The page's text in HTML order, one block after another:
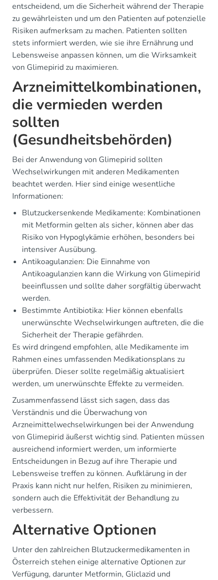
entscheidend, um die Sicherheit während der Therapie
zu gewährleisten und um den Patienten auf potenzielle
Risiken aufmerksam zu machen. Patienten sollten
stets informiert werden, wie sie ihre Ernährung und
Lebensweise anpassen können, um die Wirksamkeit
von Glimepirid zu maximieren.
Arzneimittelkombinationen,
die vermieden werden
sollten
(Gesundheitsbehörden)
Bei der Anwendung von Glimepirid sollten
Wechselwirkungen mit anderen Medikamenten
beachtet werden. Hier sind einige wesentliche
Informationen:
Blutzuckersenkende Medikamente: Kombinationen
mit Metformin gelten als sicher, können aber das
Risiko von Hypoglykämie erhöhen, besonders bei
intensiver Ausübung.
Antikoagulanzien: Die Einnahme von
Antikoagulanzien kann die Wirkung von Glimepirid
beeinflussen und sollte daher sorgfältig überwacht
werden.
Bestimmte Antibiotika: Hier können ebenfalls
unerwünschte Wechselwirkungen auftreten, die die
Sicherheit der Therapie gefährden.
Es wird dringend empfohlen, alle Medikamente im
Rahmen eines umfassenden Medikationsplans zu
überprüfen. Dieser sollte regelmäßig aktualisiert
werden, um unerwünschte Effekte zu vermeiden.
Zusammenfassend lässt sich sagen, dass das
Verständnis und die Überwachung von
Arzneimittelwechselwirkungen bei der Anwendung
von Glimepirid äußerst wichtig sind. Patienten müssen
ausreichend informiert werden, um informierte
Entscheidungen in Bezug auf ihre Therapie und
Lebensweise treffen zu können. Aufklärung in der
Praxis kann nicht nur helfen, Risiken zu minimieren,
sondern auch die Effektivität der Behandlung zu
verbessern.
Alternative Optionen
Unter den zahlreichen Blutzuckermedikamenten in
Österreich stehen einige alternative Optionen zur
Verfügung, darunter Metformin, Gliclazid und